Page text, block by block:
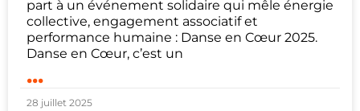
part à un événement solidaire qui mêle énergie
collective, engagement associatif et
performance humaine : Danse en Cœur 2025.
Danse en Cœur, c’est un
...
28 juillet 2025